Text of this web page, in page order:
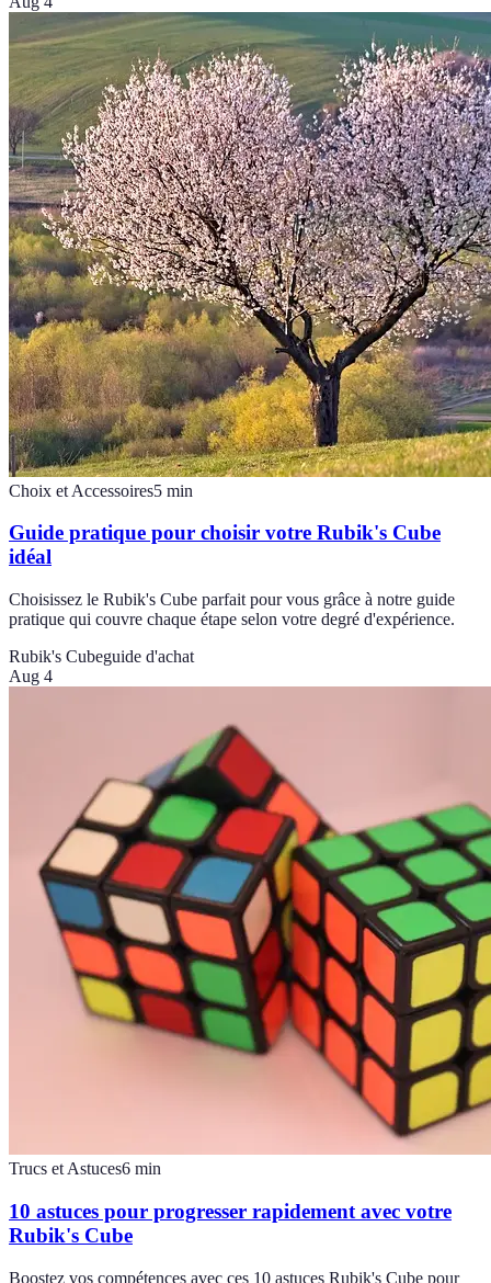
Choix et Accessoires5 min
Guide pratique pour choisir votre Rubik's Cube
idéal
Choisissez le Rubik's Cube parfait pour vous grâce à notre guide
pratique qui couvre chaque étape selon votre degré d'expérience.
Rubik's Cubeguide d'achat
Aug 4
Trucs et Astuces6 min
10 astuces pour progresser rapidement avec votre
Rubik's Cube
Boostez vos compétences avec ces 10 astuces Rubik's Cube pour